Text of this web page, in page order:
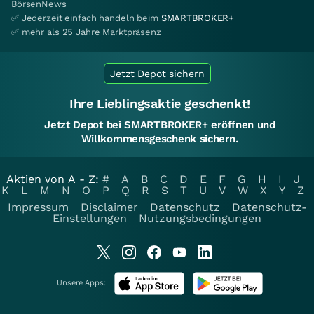
BörsenNews
✅ Jederzeit einfach handeln beim SMARTBROKER+
✅ mehr als 25 Jahre Marktpräsenz
Jetzt Depot sichern
Ihre Lieblingsaktie geschenkt!
Jetzt Depot bei SMARTBROKER+ eröffnen und
Willkommensgeschenk sichern.
Aktien von A - Z: # A B C D E F G H I
J
K
L M N O P Q R S T U V W X Y
Z
Impressum
Disclaimer Datenschutz
Datenschutz-
Einstellungen
Nutzungsbedingungen
Unsere Apps: